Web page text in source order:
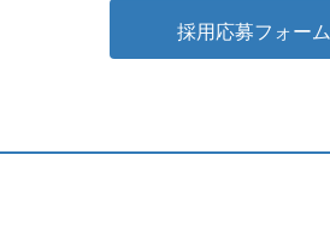
採用応募フォーム